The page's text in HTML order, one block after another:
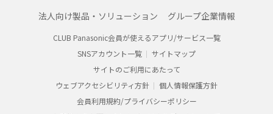
法人向け製品・ソリューション グループ企業情報
CLUB Panasonic会員が使えるアプリ/サービス一覧
SNSアカウント一覧
サイトマップ
サイトのご利用にあたって
ウェブアクセシビリティ方針
個人情報保護方針
会員利用規約/プライバシーポリシー